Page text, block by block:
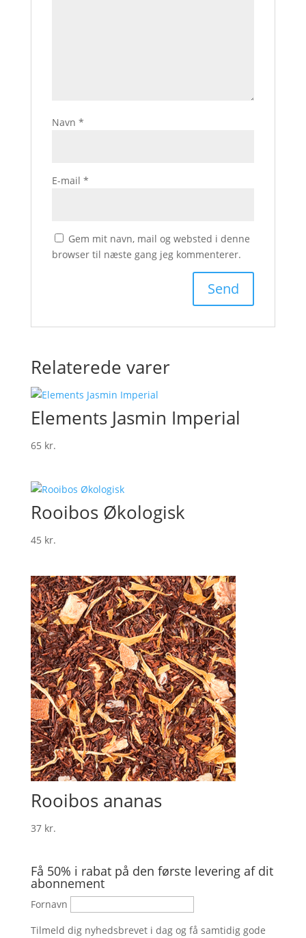
Navn *
E-mail *
Gem mit navn, mail og websted i denne
browser til næste gang jeg kommenterer.
Relaterede varer
Elements Jasmin Imperial
65 kr.
Rooibos Økologisk
45 kr.
Rooibos ananas
37 kr.
Få 50% i rabat på den første levering af dit
abonnement
Fornavn
Tilmeld dig nyhedsbrevet i dag og få samtidig gode